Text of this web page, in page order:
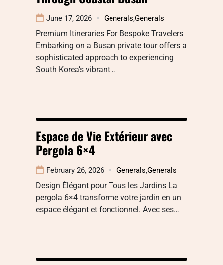
June 17, 2026 Generals,Generals
Premium Itineraries For Bespoke Travelers
Embarking on a Busan private tour offers a
sophisticated approach to experiencing
South Korea’s vibrant…
Espace de Vie Extérieur avec
Pergola 6×4
February 26, 2026 Generals,Generals
Design Élégant pour Tous les Jardins La
pergola 6×4 transforme votre jardin en un
espace élégant et fonctionnel. Avec ses…